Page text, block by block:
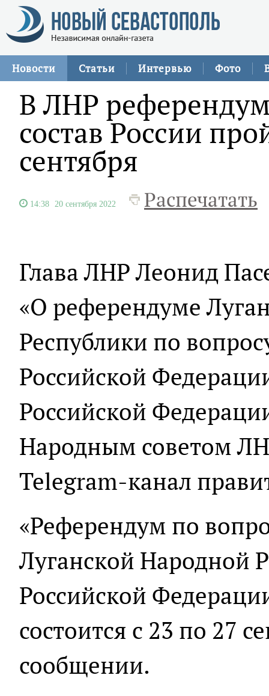
Новости Статьи Интервью Фото
В ЛНР
состав России
сентября
14:38 20 сентября 2022 Распечатать
Глава ЛНР Леонид
«О референдуме
Республики по
Российской
Российской
Народным советом
Telegram-канал
«Референдум по
Луганской Народной
Российской
состоится с 23 по 27
сообщении.